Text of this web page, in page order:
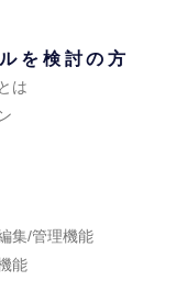
を検討の方
は
集/管理機能
能